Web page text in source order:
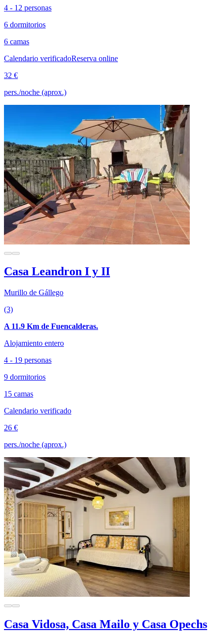
4 - 12 personas
6 dormitorios
6 camas
Calendario verificadoReserva online
32 €
pers./noche (aprox.)
Casa Leandron I y II
Murillo de Gállego
(3)
A 11.9 Km de Fuencalderas.
Alojamiento entero
4 - 19 personas
9 dormitorios
15 camas
Calendario verificado
26 €
pers./noche (aprox.)
Casa Vidosa, Casa Mailo y Casa Opechs